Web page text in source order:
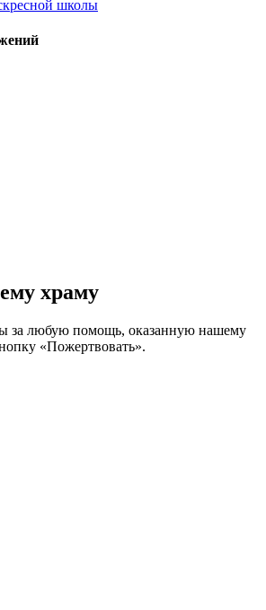
школы
храму
за любую помощь, оказанную нашему
«Пожертвовать».